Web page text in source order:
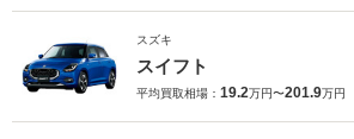
スズキ
スイフト
平均買取相場： 19.2万円〜201.9万円